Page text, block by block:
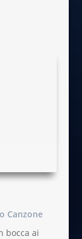
Canzone
bocca ai